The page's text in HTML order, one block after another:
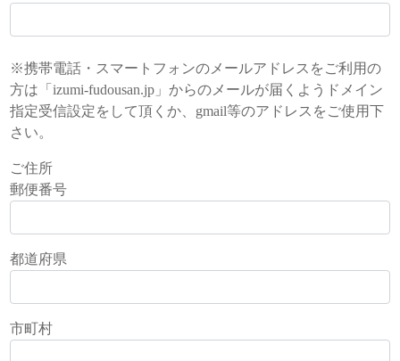
※携帯電話・スマートフォンのメールアドレスをご利用の
方は「izumi-fudousan.jp」からのメールが届くようドメイン
指定受信設定をして頂くか、gmail等のアドレスをご使用下
さい。
ご住所
郵便番号
都道府県
市町村